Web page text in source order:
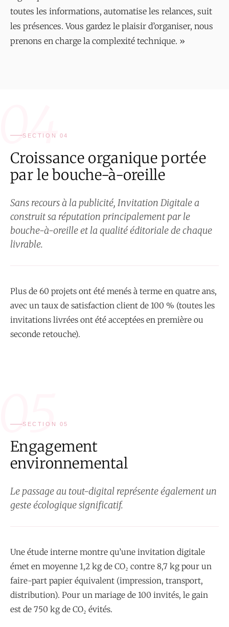
toutes les informations, automatise les relances, suit
les présences. Vous gardez le plaisir d’organiser, nous
prenons en charge la complexité technique. »
SECTION 04
Croissance organique portée
par le bouche-à-oreille
Sans recours à la publicité, Invitation Digitale a
construit sa réputation principalement par le
bouche-à-oreille et la qualité éditoriale de chaque
livrable.
Plus de 60 projets ont été menés à terme en quatre ans,
avec un taux de satisfaction client de 100 % (toutes les
invitations livrées ont été acceptées en première ou
seconde retouche).
SECTION 05
Engagement
environnemental
Le passage au tout-digital représente également un
geste écologique significatif.
Une étude interne montre qu’une invitation digitale
émet en moyenne 1,2 kg de CO₂ contre 8,7 kg pour un
faire-part papier équivalent (impression, transport,
distribution). Pour un mariage de 100 invités, le gain
est de 750 kg de CO₂ évités.